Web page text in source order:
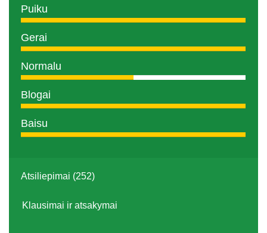
Puiku
Gerai
Normalu
Blogai
Baisu
Atsiliepimai (252)
Klausimai ir atsakymai